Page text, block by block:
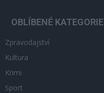
OBLÍBENÉ KATEGORIE
Zpravodajství
Kultura
Krimi
Sport